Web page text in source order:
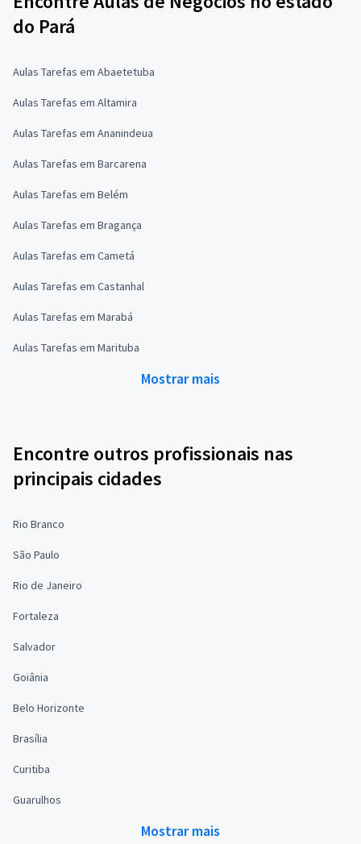
do Pará
Aulas Tarefas em Abaetetuba
Aulas Tarefas em Altamira
Aulas Tarefas em Ananindeua
Aulas Tarefas em Barcarena
Aulas Tarefas em Belém
Aulas Tarefas em Bragança
Aulas Tarefas em Cametá
Aulas Tarefas em Castanhal
Aulas Tarefas em Marabá
Aulas Tarefas em Marituba
Mostrar mais
Encontre outros profissionais nas
principais cidades
Rio Branco
São Paulo
Rio de Janeiro
Fortaleza
Salvador
Goiânia
Belo Horizonte
Brasília
Curitiba
Guarulhos
Mostrar mais